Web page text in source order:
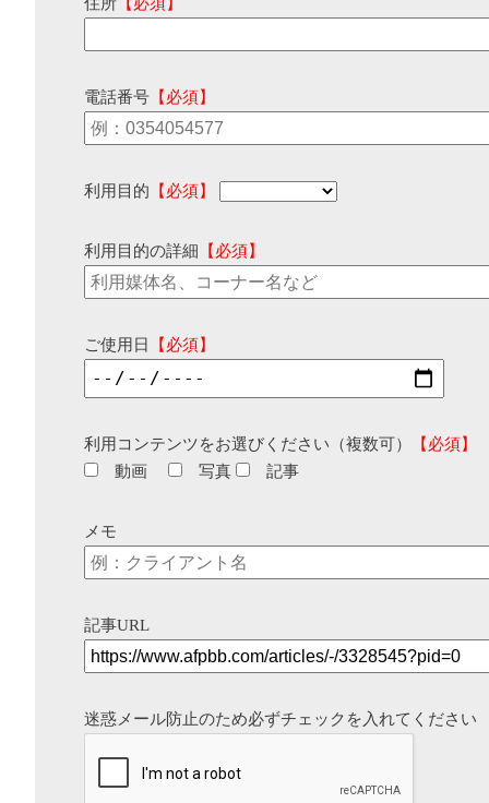
電話番号 【必須】
利用目的 【必須】
利用目的の詳細 【必須】
ご使用日 【必須】
利用コンテンツをお選びください（複数可）
【必須】
動画
写真 記事
メモ
記事URL
迷惑メール防止のため必ずチェックを入れてください